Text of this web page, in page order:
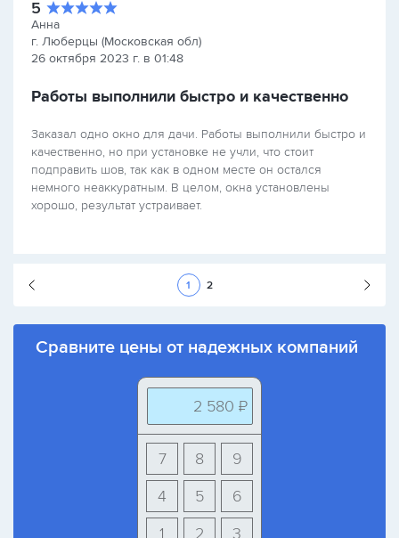
5
Анна
г. Люберцы (Московская обл)
26 октября 2023 г. в 01:48
Работы выполнили быстро и качественно
Заказал одно окно для дачи. Работы выполнили быстро и
качественно, но при установке не учли, что стоит
подправить шов, так как в одном месте он остался
немного неаккуратным. В целом, окна установлены
хорошо, результат устраивает.
1 2
Следующая
Сравните цены от надежных компаний
2 580 ₽
9
8
7
6
5
4
3
2
1